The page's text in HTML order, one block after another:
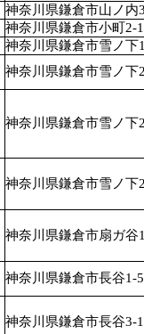
神奈川県鎌倉市山ノ内
神奈川県鎌倉市小町2-
神奈川県鎌倉市雪ノ下
神奈川県鎌倉市雪ノ下
神奈川県鎌倉市雪ノ下
神奈川県鎌倉市雪ノ下
神奈川県鎌倉市扇ガ谷
神奈川県鎌倉市長谷1-
神奈川県鎌倉市長谷3-